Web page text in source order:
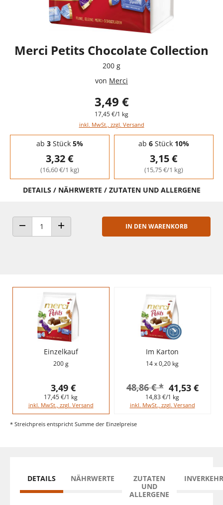
Merci Petits Chocolate Collection
200 g
von Merci
3,49 €
17,45 €/1 kg
inkl. MwSt., zzgl. Versand
Staffelpreise - Mengenrabatt
ab 3Stück 5%
3,32 €
(16,60 €/1 kg)
ab 6Stück 10%
3,15 €
(15,75 €/1 kg)
DETAILS / NÄHRWERTE / ZUTATEN UND ALLERGENE
ANZAHL VERRINGERNANZAHL ERHÖHEN
IN DEN WARENKORB
Einzelkauf
200 g
3,49 €
17,45 €/1 kg
inkl. MwSt., zzgl. Versand
Im Karton
14 x 0,20 kg
41,53 €
48,86 € *
14,83 €/1 kg
inkl. MwSt., zzgl. Versand
* Streichpreis entspricht Summe der Einzelpreise
DETAILS NÄHRWERTE
ZUTATEN
UND
ALLERGENE